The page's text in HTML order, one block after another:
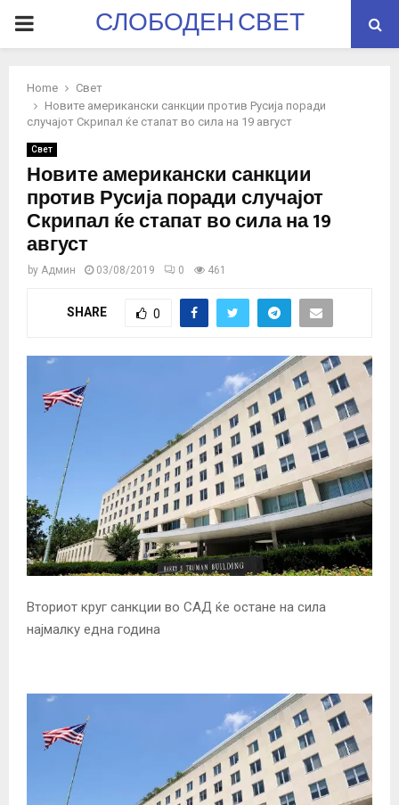
PRIMARYСЛОБОДЕН СВЕТ
Home
Свет
Новите американски санкции против Русија поради
случајот Скрипал ќе стапат во сила на 19 август
Свет
Новите американски санкции
против Русија поради случајот
Скрипал ќе стапат во сила на 19
август
by Админ 03/08/2019 0 461
SHARE 0
Вториот круг санкции во САД ќе остане на сила
најмалку една година